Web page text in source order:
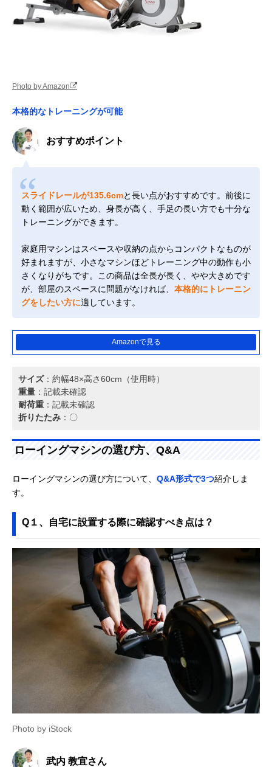
Photo by Amazon
本格的なトレーニングが可能
おすすめポイント
スライドレールが135.6cmと長い点がおすすめです。前後に
動く範囲が広いため、身長が高く、手足の長い方でも十分な
トレーニングができます。
家庭用マシンはスペースや収納の点からコンパクトなものが
好まれますが、小さなマシンほどトレーニング中の動作も小
さくなりがちです。この商品は全長が長く、やや大きめです
が、部屋のスペースに問題がなければ、 本格的にトレーニン
グをしたい方に適しています。
Amazonで見る
サイズ：約幅48×高さ60cm（使用時）
重量 ：記載未確認
耐荷重 ：記載未確認
折りたたみ ：〇
ローイングマシンの選び方、Q&A
ローイングマシンの選び方について、 Q&A形式で3つ紹介しま
す。
Q１、自宅に設置する際に確認すべき点は？
Photo by iStock
武内 教宜さん